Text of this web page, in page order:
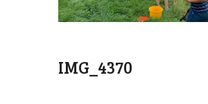
IMG_4370